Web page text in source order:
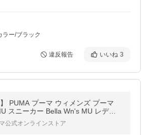
ー/ブラック
違反報告 いいね 3
】 PUMA プーマ ウィメンズ プーマ
スニーカー Bella Wn's MU レディ
公式オンラインストア